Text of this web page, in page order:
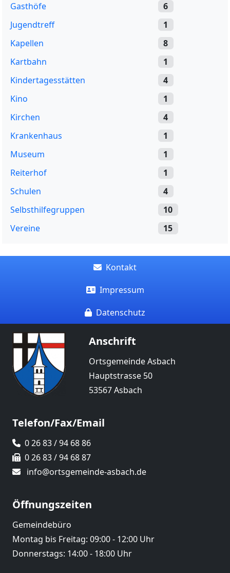
Gasthöfe
6
Jugendtreff
1
Kapellen
8
Kartbahn
1
Kindertagesstätten
4
Kino
1
Kirchen
4
Krankenhaus
1
Museum
1
Reiterhof
1
Schulen
4
Selbsthilfegruppen
10
Vereine
15
Kontakt
Impressum
Datenschutz
Anschrift
Ortsgemeinde Asbach
Hauptstrasse 50
53567 Asbach
Telefon/Fax/Email
0 26 83 / 94 68 86
0 26 83 / 94 68 87
info@ortsgemeinde-asbach.de
Öffnungszeiten
Gemeindebüro
Montag bis Freitag: 09:00 - 12:00 Uhr
Donnerstags: 14:00 - 18:00 Uhr